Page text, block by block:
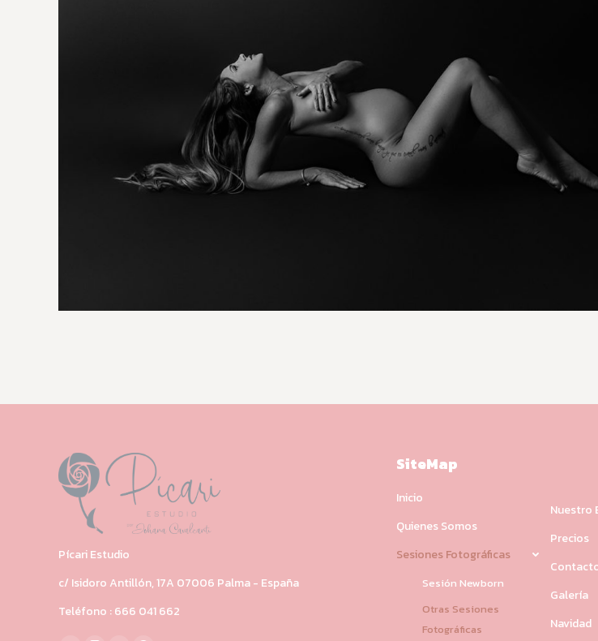
Pícari Estudio
c/ Isidoro Antillón, 17A 07006 Palma - España
Teléfono : 666 041 662
SiteMap
Inicio
Quienes Somos
Sesiones Fotográficas
Sesión Newborn
Otras Sesiones
Fotográficas
Nuestro
Precios
Galería
Navidad